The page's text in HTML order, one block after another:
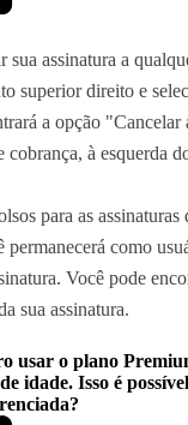
sua assinatura a
superior direito e
a opção "Cancelar
cobrança, à esquerda
para as assinaturas
permanecerá como
Você pode
sua assinatura.
usar o plano
idade. Isso é